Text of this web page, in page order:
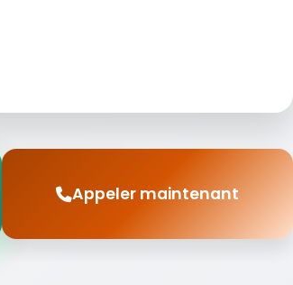
Appeler maintenant